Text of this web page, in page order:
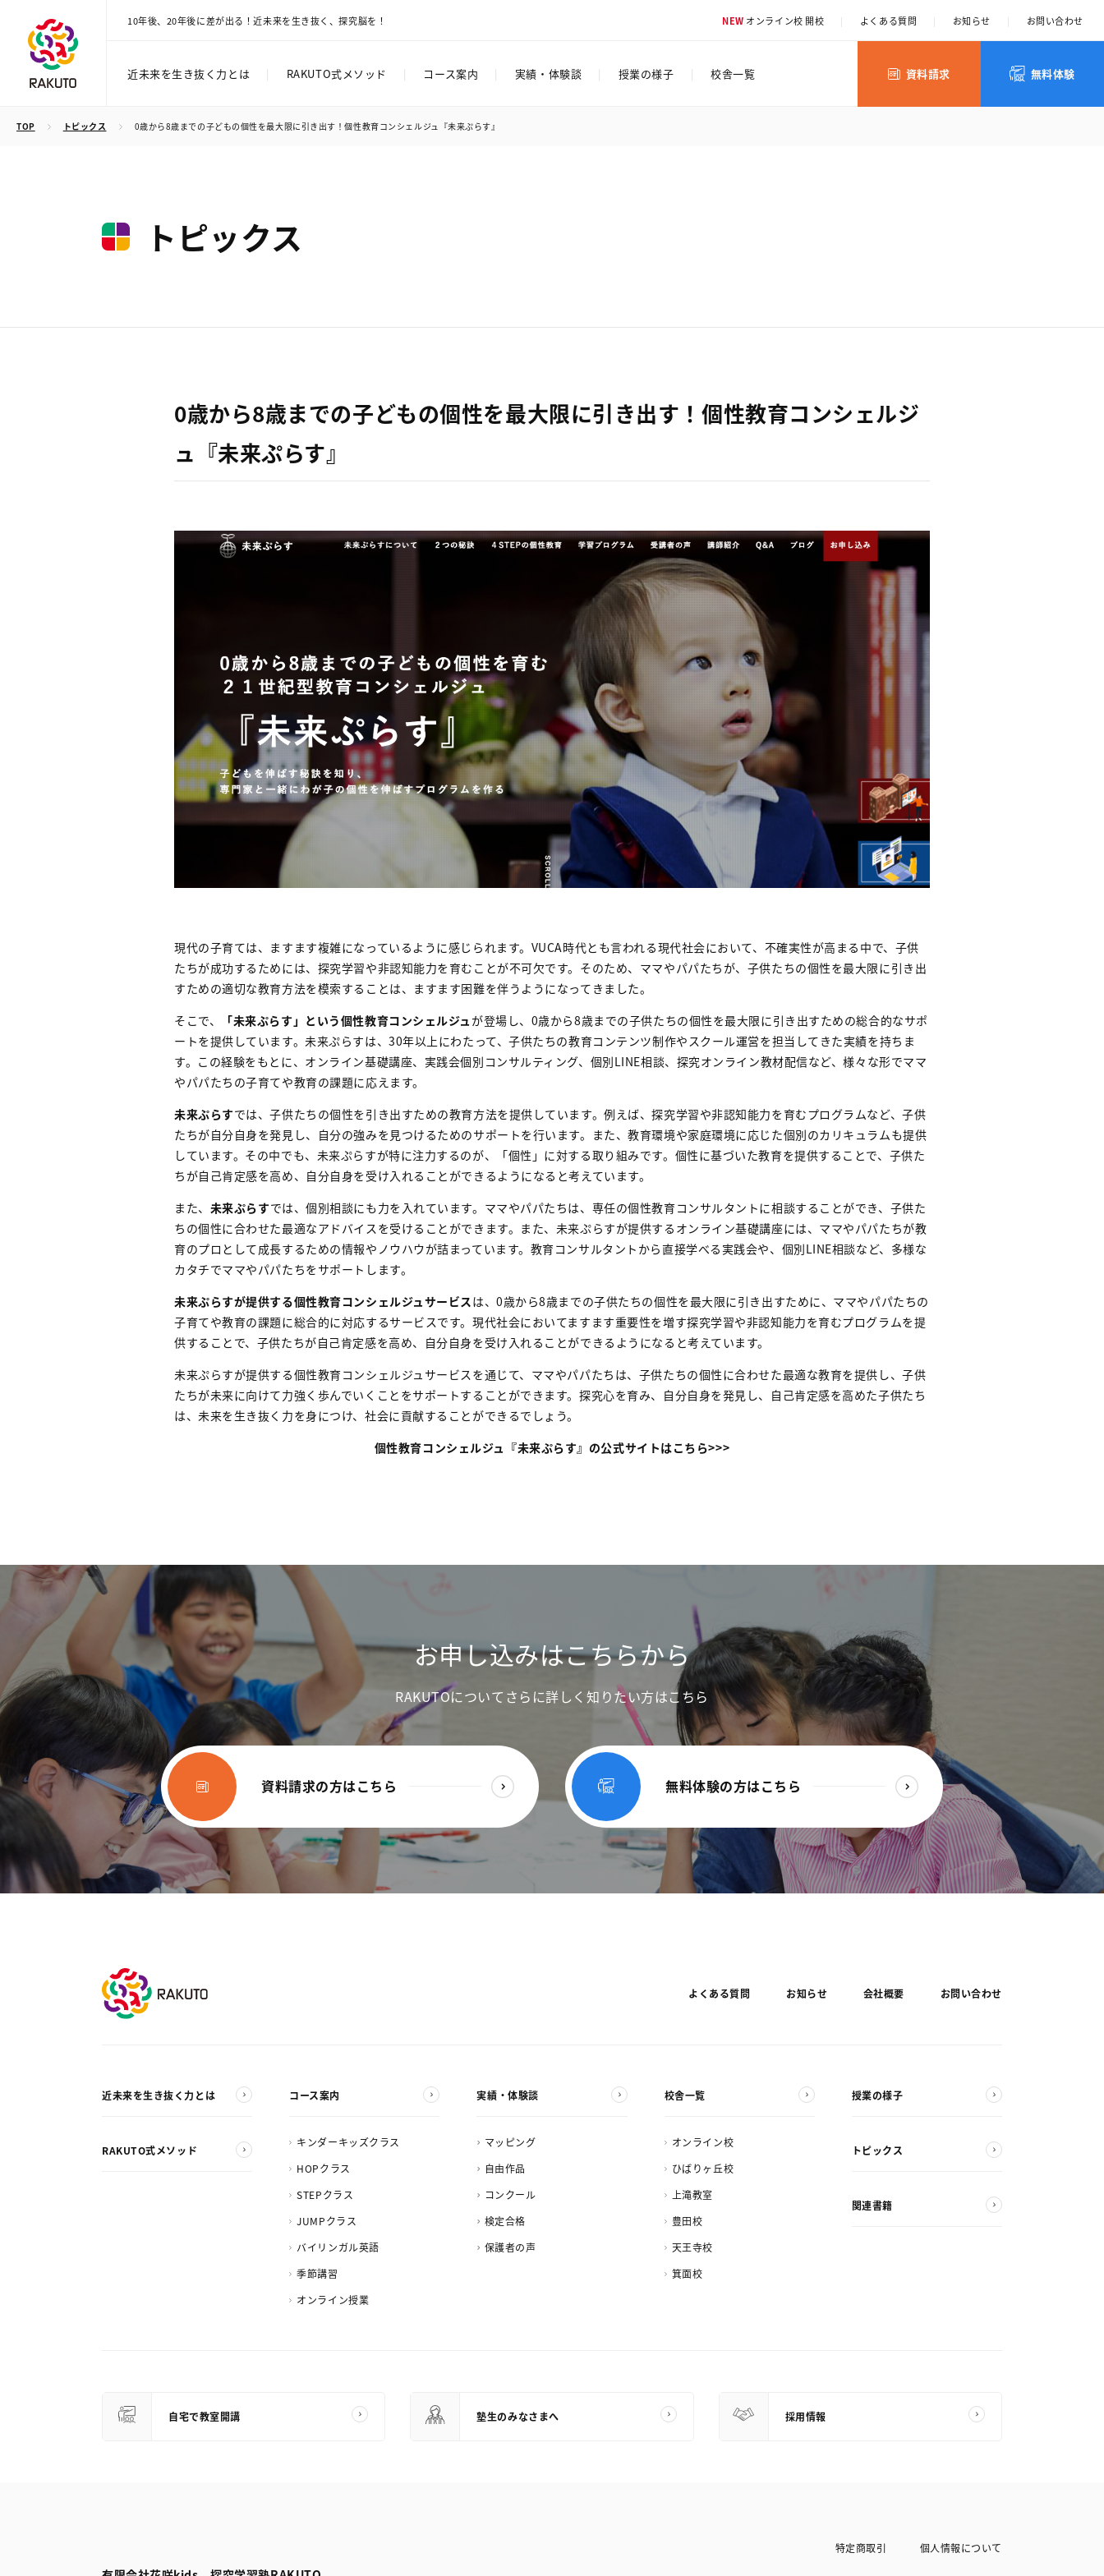
10年後、20年後に差が出る！近未来を生き抜く、探究脳を！ NEW オンライン校 開校 | よくある質問 | お知らせ | お問い合わせ
近未来を生き抜く力とは RAKUTO式メソッド コース案内 実績・体験談 授業の様子 校舎一覧 資料請求 無料体験
TOP トピックス 0歳から8歳までの子どもの個性を最大限に引き出す！個性教育コンシェルジュ『未来ぷらす』
トピックス
0歳から8歳までの子どもの個性を最大限に引き出す！個性教育コンシェルジ
ュ『未来ぷらす』
現代の子育ては、ますます複雑になっているように感じられます。VUCA時代とも言われる現代社会において、不確実性が高まる中で、子供
たちが成功するためには、探究学習や非認知能力を育むことが不可欠です。そのため、ママやパパたちが、子供たちの個性を最大限に引き出
すための適切な教育方法を模索することは、ますます困難を伴うようになってきました。
そこで、
「未来ぷらす」という個性教育コンシェルジュ が登場し、0歳から8歳までの子供たちの個性を最大限に引き出すための総合的なサポ
ートを提供しています。未来ぷらすは、30年以上にわたって、子供たちの教育コンテンツ制作やスクール運営を担当してきた実績を持ちま
す。この経験をもとに、オンライン基礎講座、実践会個別コンサルティング、個別LINE相談、探究オンライン教材配信など、様々な形でママ
やパパたちの子育てや教育の課題に応えます。
未来ぷらすでは、子供たちの個性を引き出すための教育方法を提供しています。例えば、探究学習や非認知能力を育むプログラムなど、子供
たちが自分自身を発見し、自分の強みを見つけるためのサポートを行います。また、教育環境や家庭環境に応じた個別のカリキュラムも提供
しています。その中でも、未来ぷらすが特に注力するのが、「個性」に対する取り組みです。個性に基づいた教育を提供することで、子供た
ちが自己肯定感を高め、自分自身を受け入れることができるようになると考えています。
また、 未来ぷらすでは、個別相談にも力を入れています。ママやパパたちは、専任の個性教育コンサルタントに相談することができ、子供た
ちの個性に合わせた最適なアドバイスを受けることができます。また、未来ぷらすが提供するオンライン基礎講座には、ママやパパたちが教
育のプロとして成長するための情報やノウハウが詰まっています。教育コンサルタントから直接学べる実践会や、個別LINE相談など、多様な
カタチでママやパパたちをサポートします。
未来ぷらすが提供する個性教育コンシェルジュサービスは、0歳から8歳までの子供たちの個性を最大限に引き出すために、ママやパパたちの
子育てや教育の課題に総合的に対応するサービスです。現代社会においてますます重要性を増す探究学習や非認知能力を育むプログラムを提
供することで、子供たちが自己肯定感を高め、自分自身を受け入れることができるようになると考えています。
未来ぷらすが提供する個性教育コンシェルジュサービスを通じて、ママやパパたちは、子供たちの個性に合わせた最適な教育を提供し、子供
たちが未来に向けて力強く歩んでいくことをサポートすることができます。探究心を育み、自分自身を発見し、自己肯定感を高めた子供たち
は、未来を生き抜く力を身につけ、社会に貢献することができるでしょう。
個性教育コンシェルジュ『未来ぷらす』の公式サイトはこちら>>>
お申し込みはこちらから
RAKUTOについてさらに詳しく知りたい方はこちら
資料請求の方はこちら 無料体験の方はこちら
よくある質問 お知らせ 会社概要 お問い合わせ
近未来を生き抜く力とは
RAKUTO式メソッド
コース案内
キンダーキッズクラス
HOPクラス
STEPクラス
JUMPクラス
バイリンガル英語
季節講習
オンライン授業
実績・体験談
マッピング
自由作品
コンクール
検定合格
保護者の声
校舎一覧
オンライン校
ひばりヶ丘校
上滝教室
豊田校
天王寺校
箕面校
授業の様子
トピックス
関連書籍
自宅で教室開講 塾生のみなさまへ 採用情報
特定商取引 個人情報について